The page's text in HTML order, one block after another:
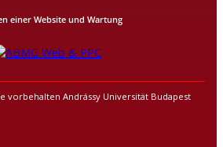
vorbehalten Andrássy Universität Budapest
einer Website und Wartung